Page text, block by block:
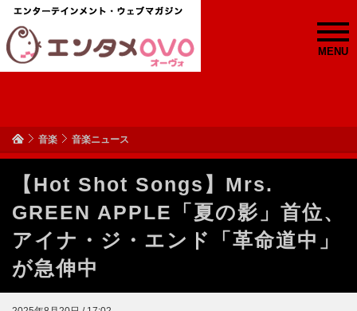
MENU
音楽 音楽ニュース
【Hot Shot Songs】Mrs.
GREEN APPLE「夏の影」首位、
アイナ・ジ・エンド「革命道中」
が急伸中